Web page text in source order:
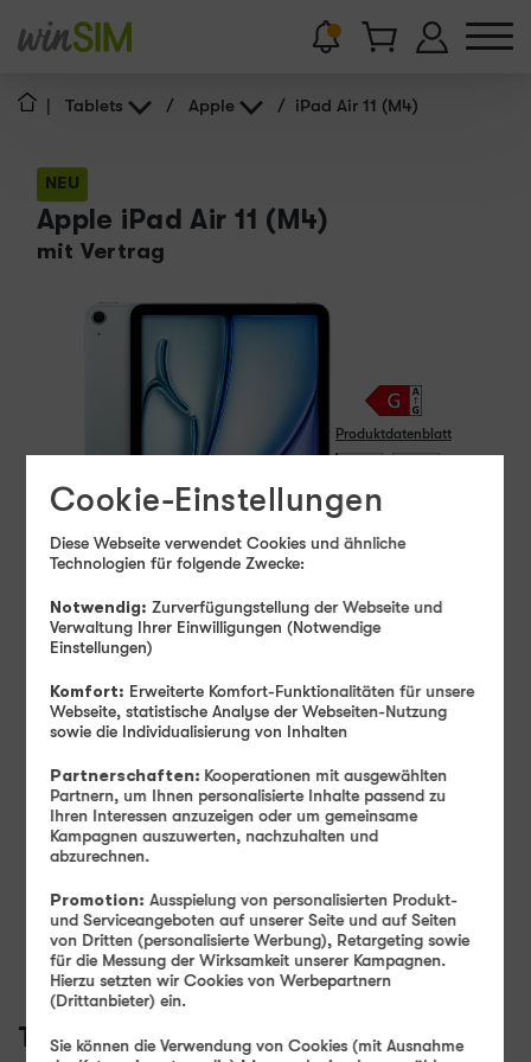
Tablets / Apple / iPad Air 11 (M4)
NEU
Apple iPad Air 11 (M4)
mit Vertrag
Produktdatenblatt
Produkt- und Sicherheitsinformationen
Speicher -128 GB
Verfügbarkeit -Sofort lieferbar
Auf Wunsch Handyversicherung ab 3,99 €
Tarif auswählen:
Cookie-Einstellungen
Diese Webseite verwendet Cookies und ähnliche
Technologien für folgende Zwecke:
Notwendig: Zurverfügungstellung der Webseite und
Verwaltung Ihrer Einwilligungen (Notwendige
Einstellungen)
Komfort: Erweiterte Komfort-Funktionalitäten für unsere
Webseite, statistische Analyse der Webseiten-Nutzung
sowie die Individualisierung von Inhalten
Partnerschaften: Kooperationen mit ausgewählten
Partnern, um Ihnen personalisierte Inhalte passend zu
Ihren Interessen anzuzeigen oder um gemeinsame
Kampagnen auszuwerten, nachzuhalten und
abzurechnen.
Promotion: Ausspielung von personalisierten Produkt-
und Serviceangeboten auf unserer Seite und auf Seiten
von Dritten (personalisierte Werbung), Retargeting sowie
für die Messung der Wirksamkeit unserer Kampagnen.
Hierzu setzten wir Cookies von Werbepartnern
(Drittanbieter) ein.
Sie können die Verwendung von Cookies (mit Ausnahme